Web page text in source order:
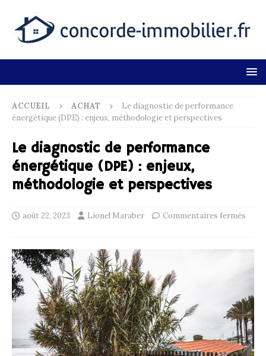
ACCUEIL ACHAT
Le diagnostic de performance
énergétique (DPE) : enjeux, méthodologie et perspectives
Le diagnostic de performance
énergétique (DPE) : enjeux,
méthodologie et perspectives
août 22, 2023 Lionel Maraber Commentaires fermés